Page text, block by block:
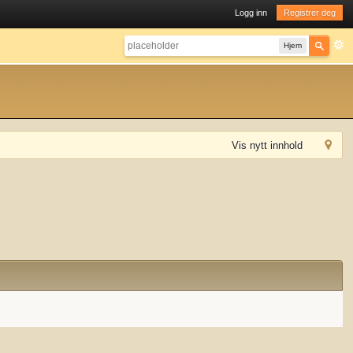
Logg inn Registrer deg
Hjem
Vis nytt innhold